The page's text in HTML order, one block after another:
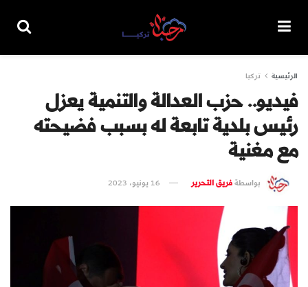
الرئيسية تركيا
فيديو.. حزب العدالة والتنمية يعزل
رئيس بلدية تابعة له بسبب فضيحته
مع مغنية
بواسطةفريق التحرير 16 يونيو، 2023